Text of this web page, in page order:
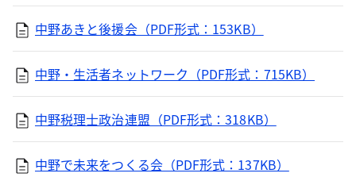
中野あきと後援会（PDF形式：153KB）
中野・生活者ネットワーク（PDF形式：715KB）
中野税理士政治連盟（PDF形式：318KB）
中野で未来をつくる会（PDF形式：137KB）